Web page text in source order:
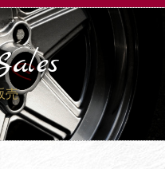
Parts Sales
Trade In
売